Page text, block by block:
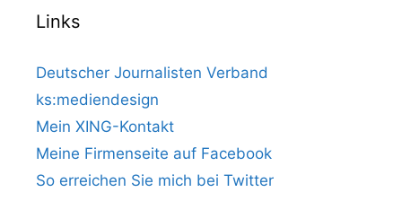
Links
Deutscher Journalisten Verband
ks:mediendesign
Mein XING-Kontakt
Meine Firmenseite auf Facebook
So erreichen Sie mich bei Twitter